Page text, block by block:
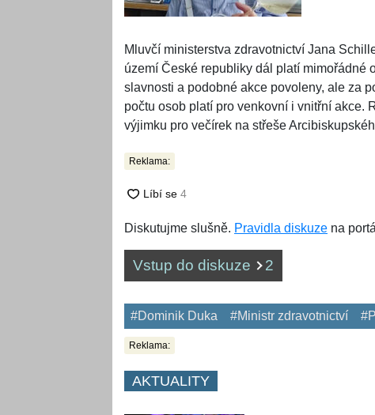
Mluvčí ministerstva zdravotnictví Jana
území České republiky dál platí mimořádné
slavnosti a podobné akce povoleny, ale za
počtu osob platí pro venkovní i vnitřní akce.
výjimku pro večírek na střeše
Reklama:
Diskutujme slušně. Pravidla diskuze na
Vstup do diskuze 2
#Dominik Duka #Ministr zdravotnictví
Reklama:
AKTUALITY